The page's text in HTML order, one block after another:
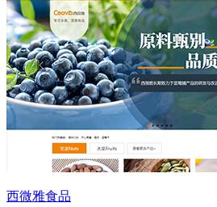
西微雅食品